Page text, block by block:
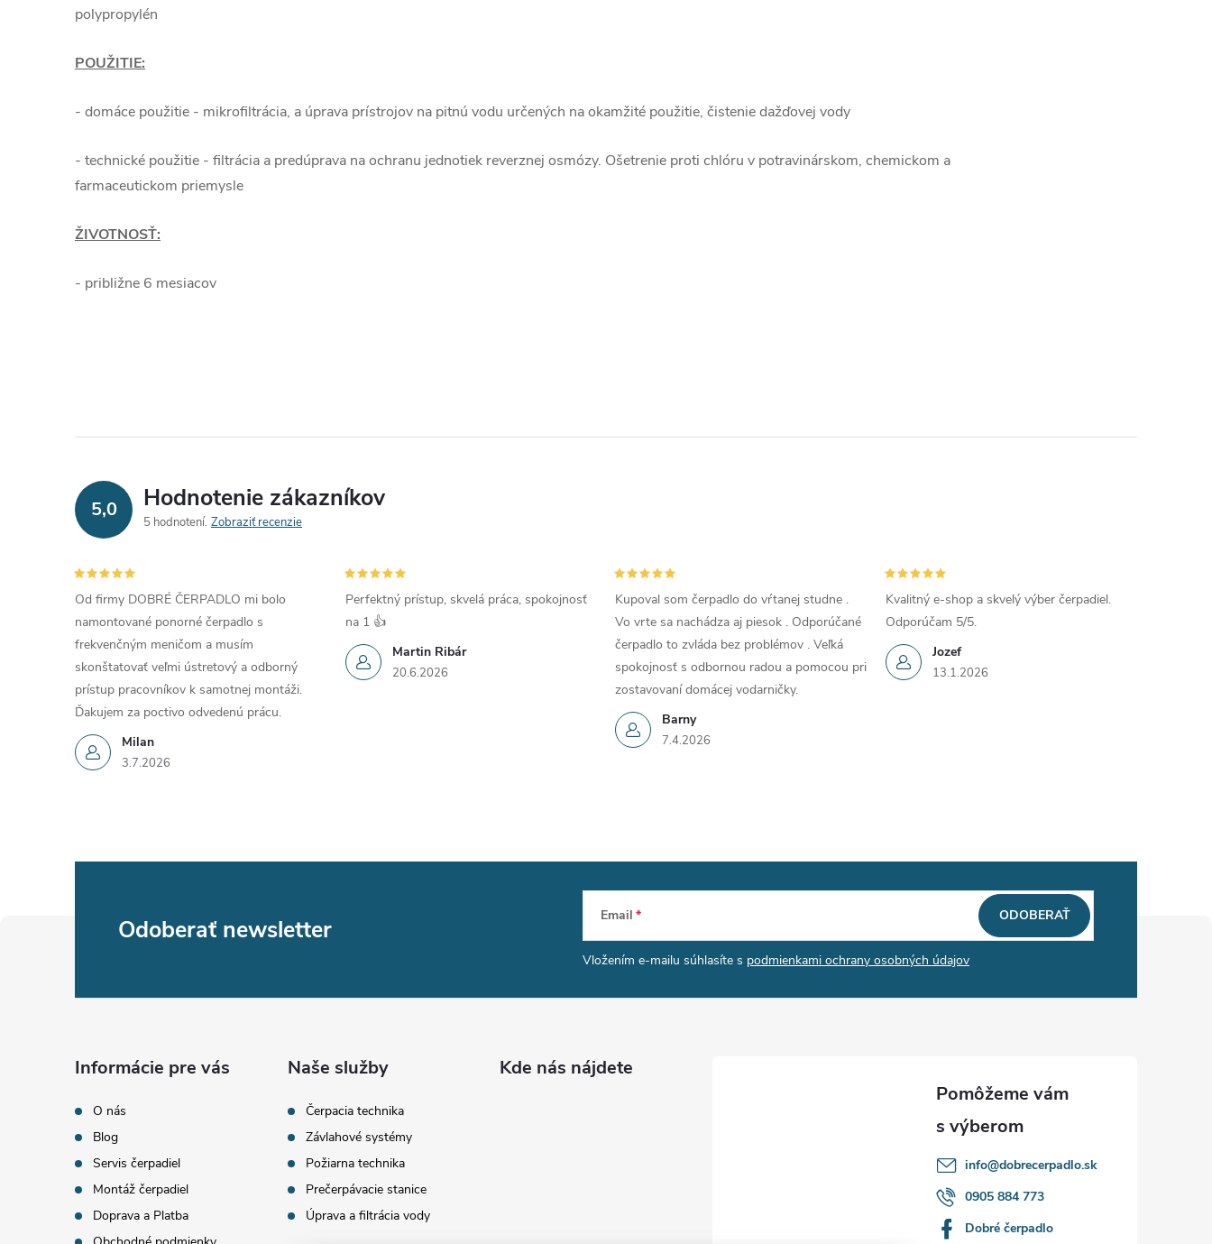
polypropylén
POUŽITIE:
- domáce použitie - mikrofiltrácia, a úprava prístrojov na pitnú vodu určených na okamžité použitie, čistenie dažďovej vody
- technické použitie - filtrácia a predúprava na ochranu jednotiek reverznej osmózy. Ošetrenie proti chlóru v potravinárskom, chemickom a
farmaceutickom priemysle
ŽIVOTNOSŤ:
- približne 6 mesiacov
5,0 Hodnotenie zákazníkov
5 hodnotení Zobraziť recenzie
Milan
3.7.2026
Od firmy DOBRÉ ČERPADLO mi bolo
namontované ponorné čerpadlo s
frekvenčným meničom a musím
skonštatovať veľmi ústretový a odborný
prístup pracovníkov k samotnej montáži.
Ďakujem za poctivo odvedenú prácu.
Martin Ribár
20.6.2026
Perfektný prístup, skvelá práca, spokojnosť
na 1 👍
Barny
7.4.2026
Kupoval som čerpadlo do vŕtanej studne .
Vo vrte sa nachádza aj piesok . Odporúčané
čerpadlo to zvláda bez problémov . Veľká
spokojnosť s odbornou radou a pomocou pri
zostavovaní domácej vodarničky.
Jozef
13.1.2026
Kvalitný e-shop a skvelý výber čerpadiel.
Odporúčam 5/5.
Odoberať newsletter Email
Vložením e-mailu súhlasíte s podmienkami ochrany osobných údajov
ODOBERAŤ
Informácie pre vás
O nás
Blog
Servis čerpadiel
Montáž čerpadiel
Doprava a Platba
Naše služby
Čerpacia technika
Závlahové systémy
Požiarna technika
Prečerpávacie stanice
Úprava a filtrácia vody
Kde nás nájdete
info@dobrecerpadlo.sk
0905 884 773
Dobré čerpadlo